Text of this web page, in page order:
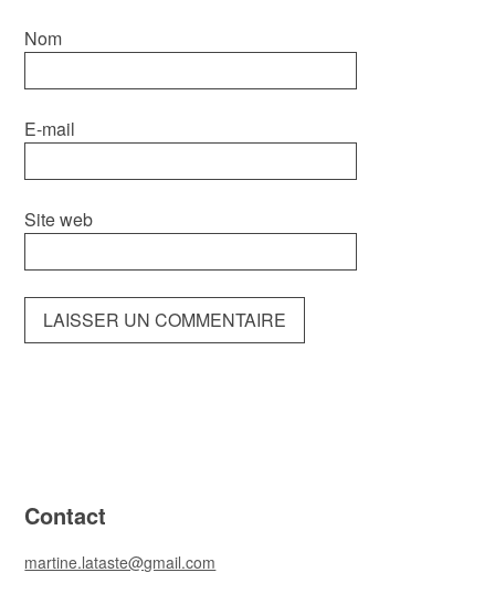
Nom
E-mail
Site web
Contact
martine.lataste@gmail.com